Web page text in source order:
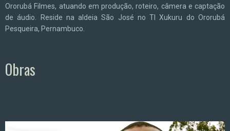
Ororubá Filmes, atuando em produção, roteiro, câmera e captação
de áudio. Reside na aldeia São José no TI Xukuru do Ororubá
Pesqueira, Pernambuco.
Obras